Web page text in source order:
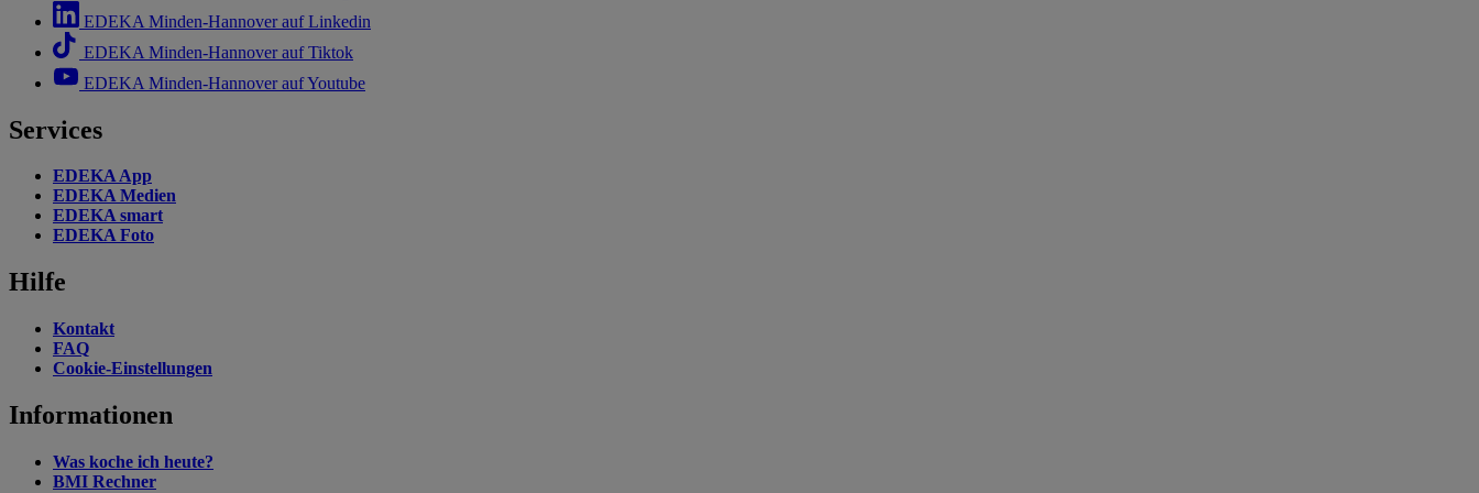
EDEKA Minden-Hannover auf Linkedin
EDEKA Minden-Hannover auf Tiktok
EDEKA Minden-Hannover auf Youtube
Services
EDEKA App
EDEKA Medien
EDEKA smart
EDEKA Foto
Hilfe
Kontakt
FAQ
Cookie-Einstellungen
Informationen
Was koche ich heute?
BMI Rechner